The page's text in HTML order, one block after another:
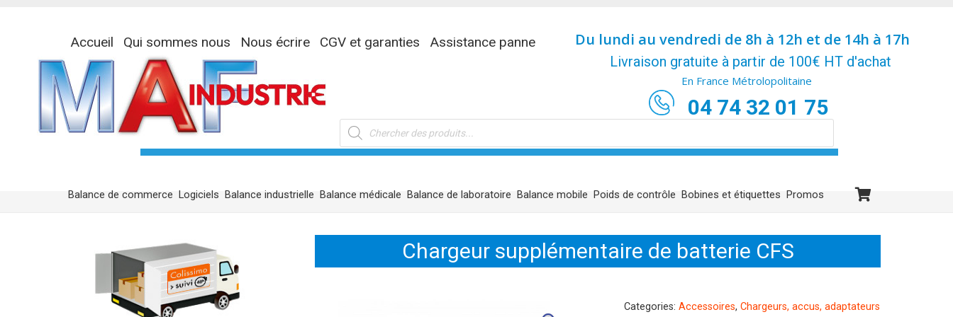
Accueil Qui sommes nous Nous écrire CGV et garanties Assistance panne
04 74 32 01 75
Du lundi au vendredi de 8h à 12h et de 14h à 17h
Recherche
de
En France Métrolopolitaine
Livraison gratuite à partir de 100€ HT d'achat
Balance de commerce Logiciels Balance industrielle Balance médicale Balance de laboratoire Balance mobile Poids de contrôle Bobines et étiquettes Promos
Chargeur supplémentaire de batterie CFS
Categories: Accessoires, Chargeurs, accus, adaptateurs